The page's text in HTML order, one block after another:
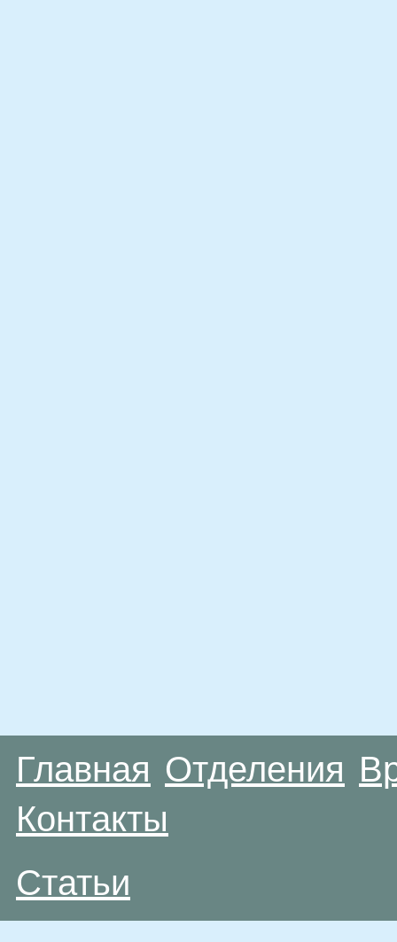
Главная Отделения
Контакты
Статьи